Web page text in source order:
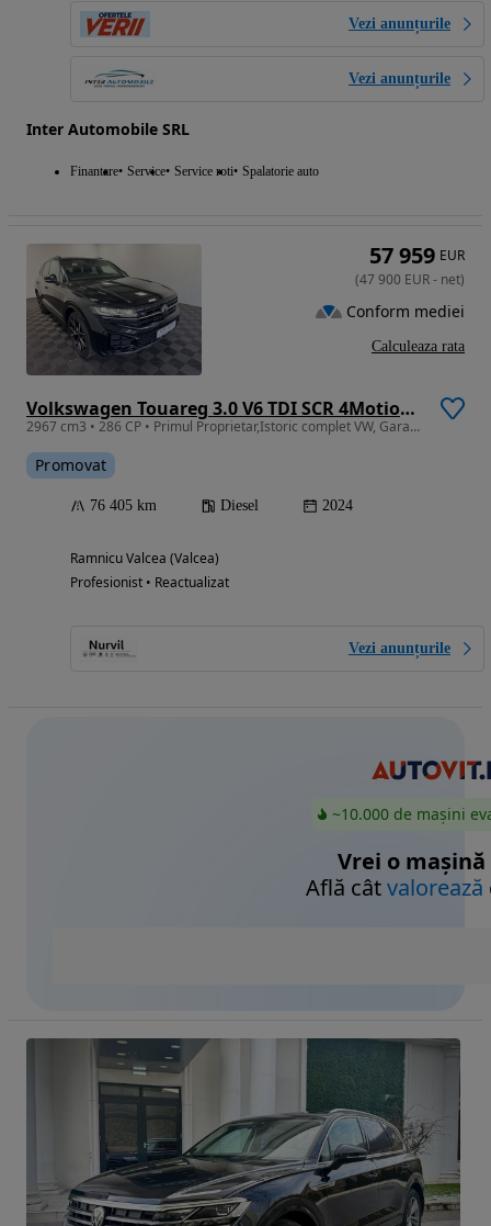
Vezi anunțurile
Vezi anunțurile
Inter Automobile SRL
Finantare Service Service roti Spalatorie auto
Volkswagen Touareg 3.0 V6 TDI SCR 4Motion Automatik R-Line
2967 cm3 • 286 CP • Primul Proprietar,Istoric complet VW, Garantie , TVA deductibil
Promovat
76 405 km Diesel 2024
Ramnicu Valcea (Valcea)
Profesionist • Reactualizat
Vezi anunțurile
57 959 EUR
(47 900 EUR- net)
Conform mediei
Calculeaza rata
~10.000 de mașini
Vrei o mașină
Află câtvalorează